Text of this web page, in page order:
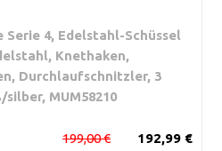
Serie 4, Edelstahl-Schüssel
Knethaken,
Durchlaufschnitzler, 3
silber, MUM58210
192,99 €
199,00 €